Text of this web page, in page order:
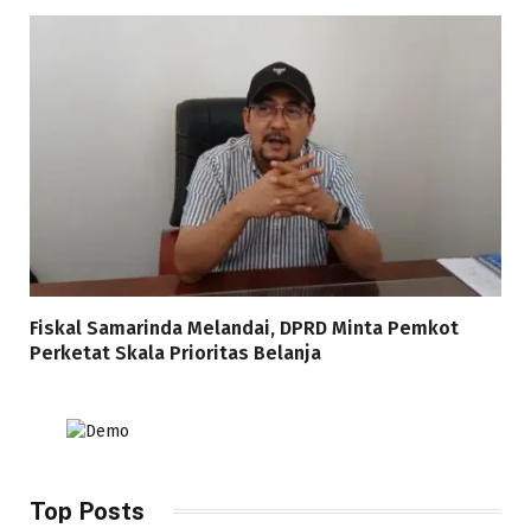
Fiskal Samarinda Melandai, DPRD Minta Pemkot
Perketat Skala Prioritas Belanja
Top Posts